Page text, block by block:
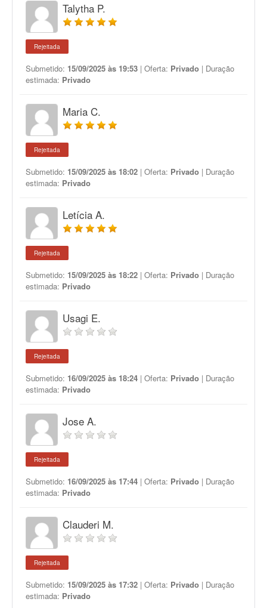
Talytha P.
Rejeitada
Submetido: 15/09/2025 às 19:53 | Oferta: Privado | Duração
estimada: Privado
Maria C.
Rejeitada
Submetido: 15/09/2025 às 18:02 | Oferta: Privado | Duração
estimada: Privado
Letícia A.
Rejeitada
Submetido: 15/09/2025 às 18:22 | Oferta: Privado | Duração
estimada: Privado
Usagi E.
Rejeitada
Submetido: 16/09/2025 às 18:24 | Oferta: Privado | Duração
estimada: Privado
Jose A.
Rejeitada
Submetido: 16/09/2025 às 17:44 | Oferta: Privado | Duração
estimada: Privado
Clauderi M.
Rejeitada
Submetido: 15/09/2025 às 17:32 | Oferta: Privado | Duração
estimada: Privado